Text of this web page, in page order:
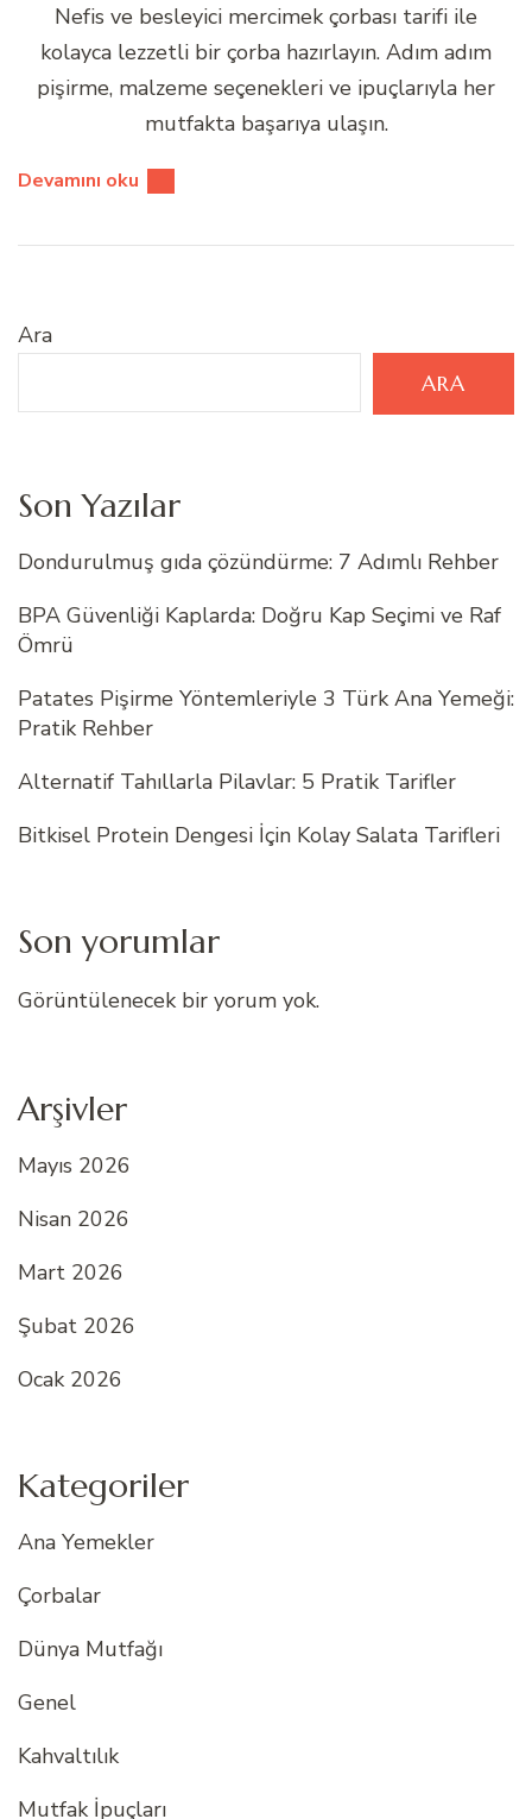
Nefis ve besleyici mercimek çorbası tarifi ile
kolayca lezzetli bir çorba hazırlayın. Adım adım
pişirme, malzeme seçenekleri ve ipuçlarıyla her
mutfakta başarıya ulaşın.
Devamını oku
Ara
ARA
Son Yazılar
Dondurulmuş gıda çözündürme: 7 Adımlı Rehber
BPA Güvenliği Kaplarda: Doğru Kap Seçimi ve Raf
Ömrü
Patates Pişirme Yöntemleriyle 3 Türk Ana Yemeği:
Pratik Rehber
Alternatif Tahıllarla Pilavlar: 5 Pratik Tarifler
Bitkisel Protein Dengesi İçin Kolay Salata Tarifleri
Son yorumlar
Görüntülenecek bir yorum yok.
Arşivler
Mayıs 2026
Nisan 2026
Mart 2026
Şubat 2026
Ocak 2026
Kategoriler
Ana Yemekler
Çorbalar
Dünya Mutfağı
Genel
Kahvaltılık
Mutfak İpuçları